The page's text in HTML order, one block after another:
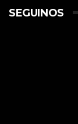
SEGUINOS